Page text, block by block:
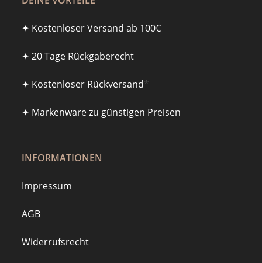
✦ Kostenloser Versand ab 100€
✦ 20 Tage Rückgaberecht
✦ Kostenloser Rückversand*
✦ Markenware zu günstigen Preisen
INFORMATIONEN
Impressum
AGB
Widerrufsrecht